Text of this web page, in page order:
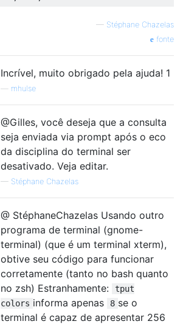
— Stéphane Chazelas
fonte
Incrível, muito obrigado pela ajuda! 1
mhulse
@Gilles, você deseja que a consulta
seja enviada via prompt após o eco
da disciplina do terminal ser
desativado. Veja editar.
— Stéphane Chazelas
@ StéphaneChazelas Usando outro
programa de terminal (gnome-
terminal) (que é um terminal xterm),
obtive seu código para funcionar
corretamente (tanto no bash quanto
no zsh) Estranhamente:
tput
colors informa apenas 8 se o
terminal é capaz de apresentar 256